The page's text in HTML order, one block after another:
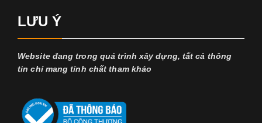
LƯU Ý
Website đang trong quá trình xây dựng, tất cả thông
tin chỉ mang tính chất tham khảo